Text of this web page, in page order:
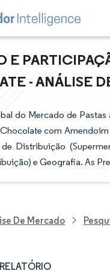
E
- ANÁLISE
do Mercado de
com
Distribuição
e Geografia. As
De Mercado